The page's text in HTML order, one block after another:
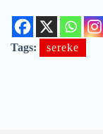
Tags: sereke